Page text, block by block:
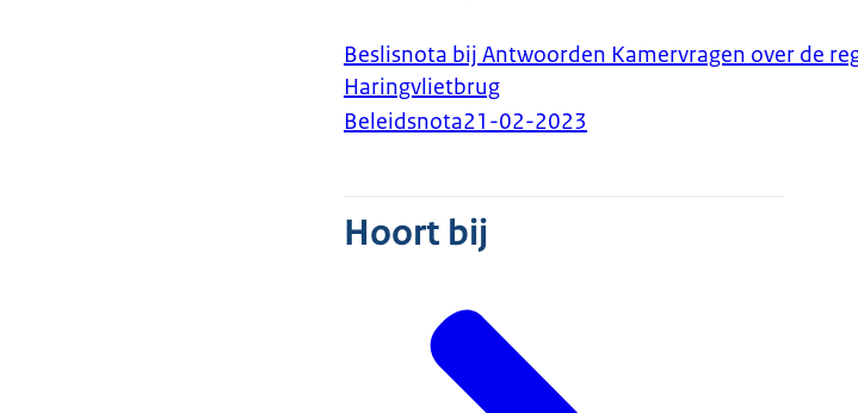
Beslisnota bij Antwoorden Kamervragen over de
Haringvlietbrug
Beleidsnota21-02-2023
Hoort bij